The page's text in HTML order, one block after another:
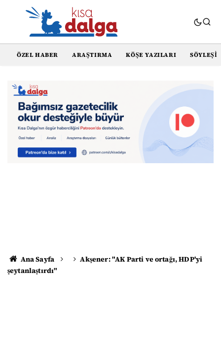
ÖZEL HABER ARAŞTIRMA KÖŞE YAZILARI SÖYLEŞI
Ana Sayfa
Akşener: "AK Parti ve ortağı, HDP'yi
şeytanlaştırdı"